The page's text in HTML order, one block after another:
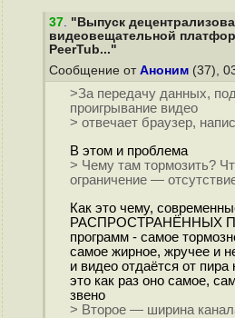
37. "Выпуск
видеовещательной
PeerTub..."
Сообщение от Аноним (37),
>За передачу данных,
проигрывание видео
> отвечает браузер,
В этом и проблема
> Чему там тормозить?
ограничение —
Как это чему,
РАСПРОСТРАНЁННЫХ
программ - самое
самое жирное, жручее и
и видео отдаётся от
это как раз оно самое,
звено
> Второе — ширина